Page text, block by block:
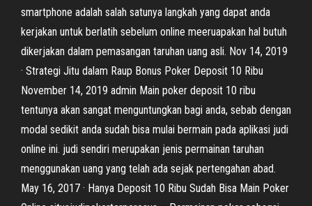
smartphone adalah salah satunya langkah yang dapat anda
kerjakan untuk berlatih sebelum online meeruapakan hal butuh
dikerjakan dalam pemasangan taruhan uang asli. Nov 14, 2019
· Strategi Jitu dalam Raup Bonus Poker Deposit 10 Ribu
November 14, 2019 admin Main poker deposit 10 ribu
tentunya akan sangat menguntungkan bagi anda, sebab dengan
modal sedikit anda sudah bisa mulai bermain pada aplikasi judi
online ini. judi sendiri merupakan jenis permainan taruhan
menggunakan uang yang telah ada sejak pertengahan abad.
May 16, 2017 · Hanya Deposit 10 Ribu Sudah Bisa Main Poker